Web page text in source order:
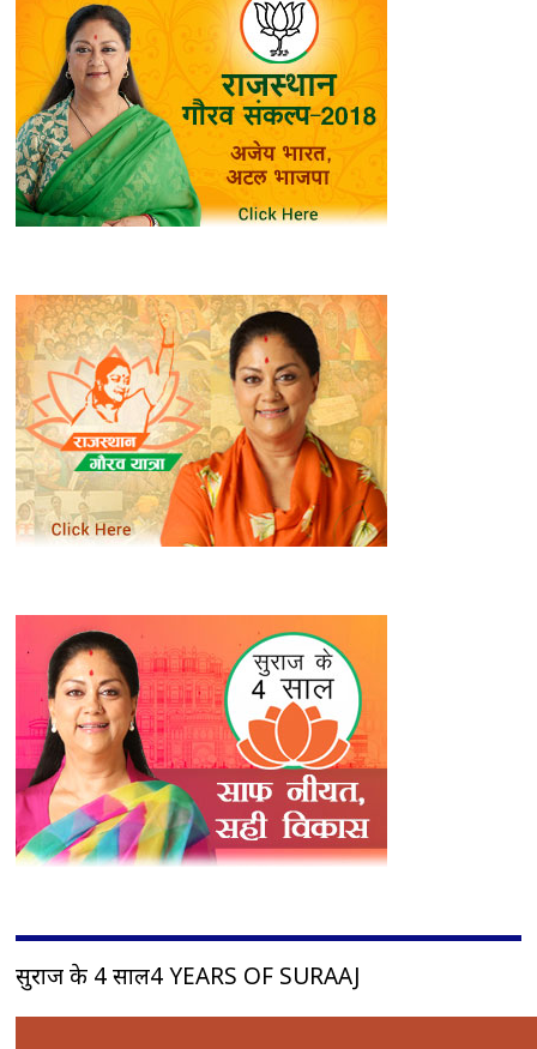
सुराज के 4 साल4 YEARS OF SURAAJ